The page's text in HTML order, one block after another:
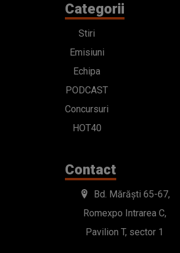
Categorii
Stiri
Emisiuni
Echipa
PODCAST
Concursuri
HOT40
Contact
Bd. Mărăști 65-67,
Romexpo Intrarea C,
Pavilion T, sector 1